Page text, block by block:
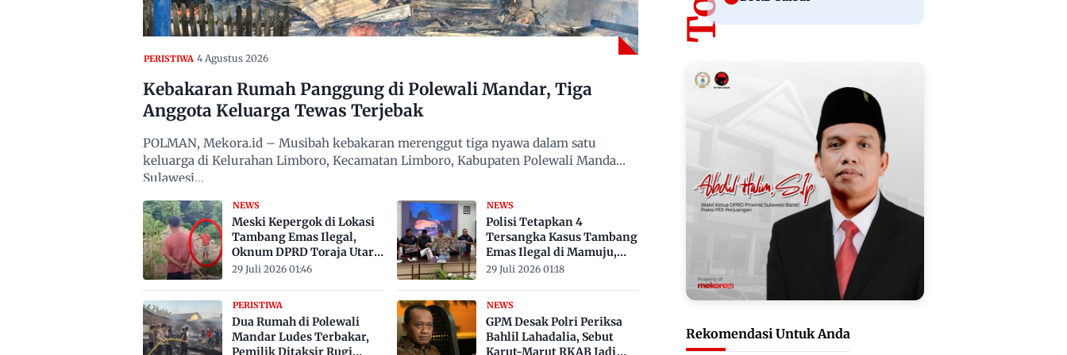
PERISTIWA 4 Agustus 2026
Kebakaran Rumah Panggung di Polewali Mandar, Tiga
Anggota Keluarga Tewas Terjebak
POLMAN, Mekora.id – Musibah kebakaran merenggut tiga nyawa dalam satu
keluarga di Kelurahan Limboro, Kecamatan Limboro, Kabupaten Polewali Mandar,
Sulawesi…
NEWS
Meski Kepergok di Lokasi
Tambang Emas Ilegal,
Oknum DPRD Toraja Utara
Belum Jadi Tersangka
29 Juli 2026 01:46
NEWS
Polisi Tetapkan 4
Tersangka Kasus Tambang
Emas Ilegal di Mamuju,
Satu ASN
29 Juli 2026 01:18
PERISTIWA
Dua Rumah di Polewali
Mandar Ludes Terbakar,
Pemilik Ditaksir Rugi
NEWS
GPM Desak Polri Periksa
Bahlil Lahadalia, Sebut
Karut-Marut RKAB Jadi
Rekomendasi Untuk Anda